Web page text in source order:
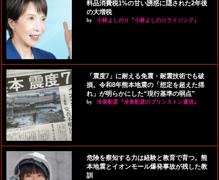
料品消費税1%の甘い誘惑に隠された2年後
の大増税
by 小林よしのり『小林よしのりライジング』
「震度7」に耐える免震・耐震技術でも破
損。令和8年熊本地震の「想定を超えた揺
れ」が明らかにした“現行基準の弱点”
by 冷泉彰彦『冷泉彰彦のプリンストン通信』
危険を察知する力は経験と教育で育つ。熊
本地震とイオンモール爆発事故が残した教
訓